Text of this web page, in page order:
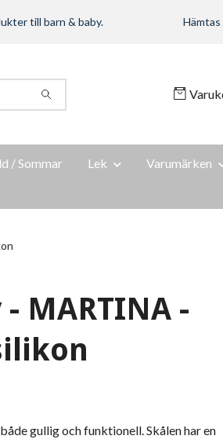
till barn & baby.
/ Sommar Lek
Varumärken
MARTINA -
gullig och funktionell. Skålen har en